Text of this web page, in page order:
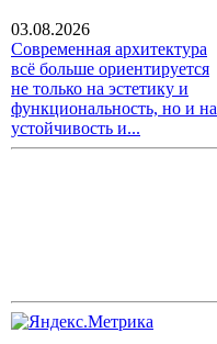
03.08.2026
Современная архитектура
всё больше ориентируется
не только на эстетику и
функциональность, но и на
устойчивость и...